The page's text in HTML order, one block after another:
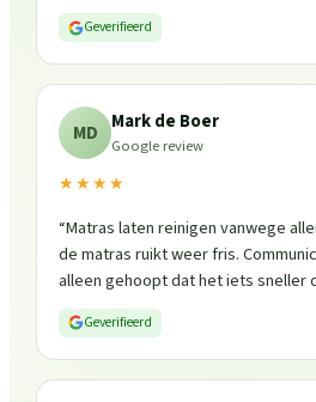
Geverifieerd
MD Mark de Boer
Google review
★★★★
“Matras laten reinigen vanwege
de matras ruikt weer fris.
alleen gehoopt dat het iets sneller
Geverifieerd